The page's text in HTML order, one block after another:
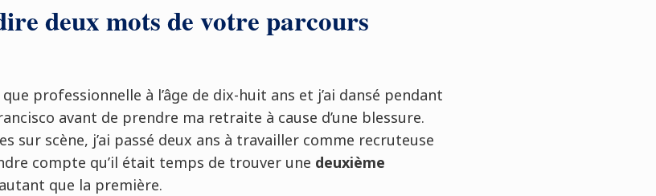
deux mots de votre parcours
professionnelle à l’âge de dix-huit ans et j’ai dansé pendant
avant de prendre ma retraite à cause d’une blessure.
sur scène, j’ai passé deux ans à travailler comme recruteuse
compte qu’il était temps de trouver une deuxième
que la première.